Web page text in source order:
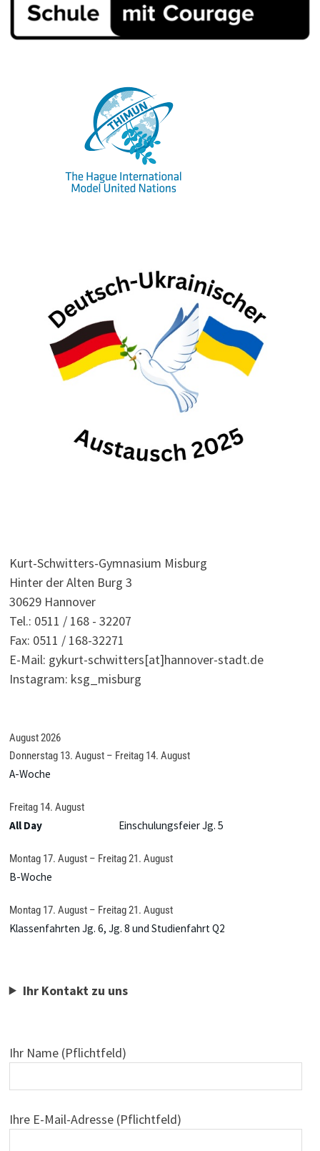
Kurt-Schwitters-Gymnasium Misburg
Hinter der Alten Burg 3
30629 Hannover
Tel.: 0511 / 168 - 32207
Fax: 0511 / 168-32271
E-Mail: gykurt-schwitters[at]hannover-stadt.de
Instagram: ksg_misburg
August 2026
Donnerstag 13. August– Freitag 14. August
A-Woche
Freitag 14. August
All Day Einschulungsfeier Jg. 5
Montag 17. August– Freitag21. August
B-Woche
Montag 17. August– Freitag21. August
Klassenfahrten Jg. 6, Jg. 8 und Studienfahrt Q2
Ihr Kontakt zu uns
Ihr Name (Pflichtfeld)
Ihre E-Mail-Adresse (Pflichtfeld)